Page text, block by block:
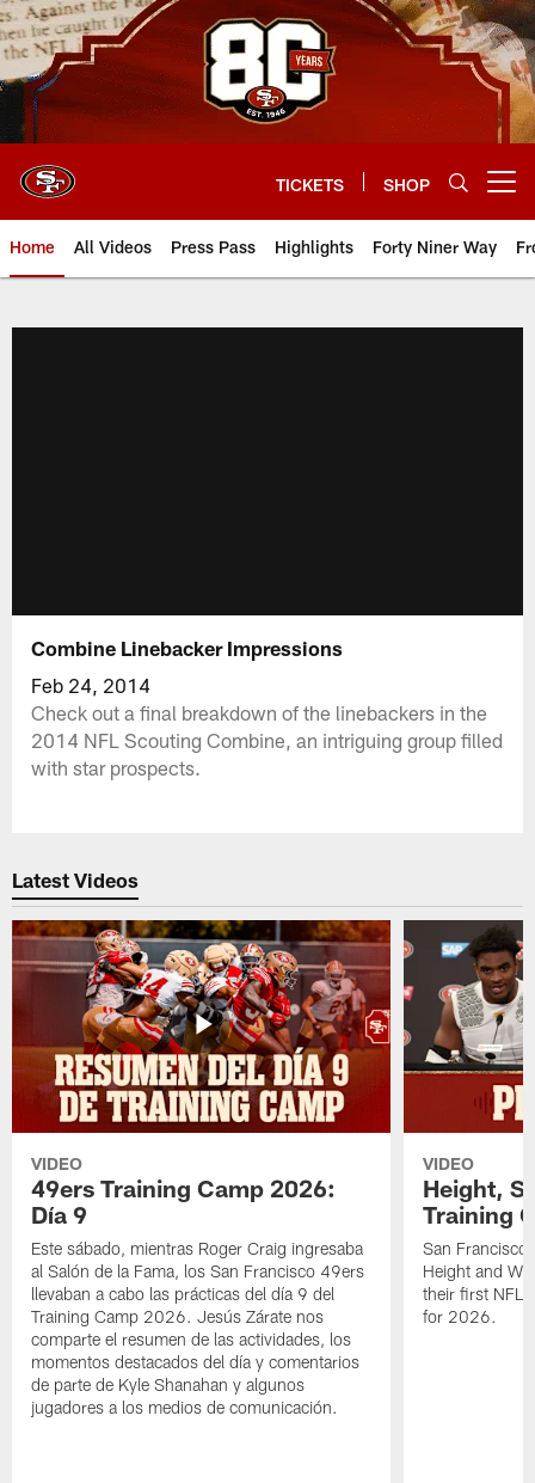
Skip
to
main
content
TICKETS SHOP
Home All Videos Press Pass Highlights Forty Niner Way
Combine Linebacker Impressions
Feb 24, 2014
Check out a final breakdown of the linebackers in the
2014 NFL Scouting Combine, an intriguing group filled
with star prospects.
Latest Videos
VIDEO
49ers Training Camp 2026:
Día 9
Este sábado, mientras Roger Craig ingresaba
al Salón de la Fama, los San Francisco 49ers
llevaban a cabo las prácticas del día 9 del
Training Camp 2026. Jesús Zárate nos
comparte el resumen de las actividades, los
momentos destacados del día y comentarios
de parte de Kyle Shanahan y algunos
jugadores a los medios de comunicación.
VIDEO
Height,
Training
San Francisco
Height and
their first NFL
for 2026.